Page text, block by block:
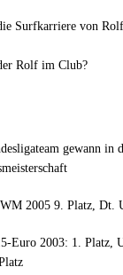
Surfkarriere von
Rolf im Club?
gewann in
2005 9. Platz, Dt.
Euro 2003: 1. Platz,